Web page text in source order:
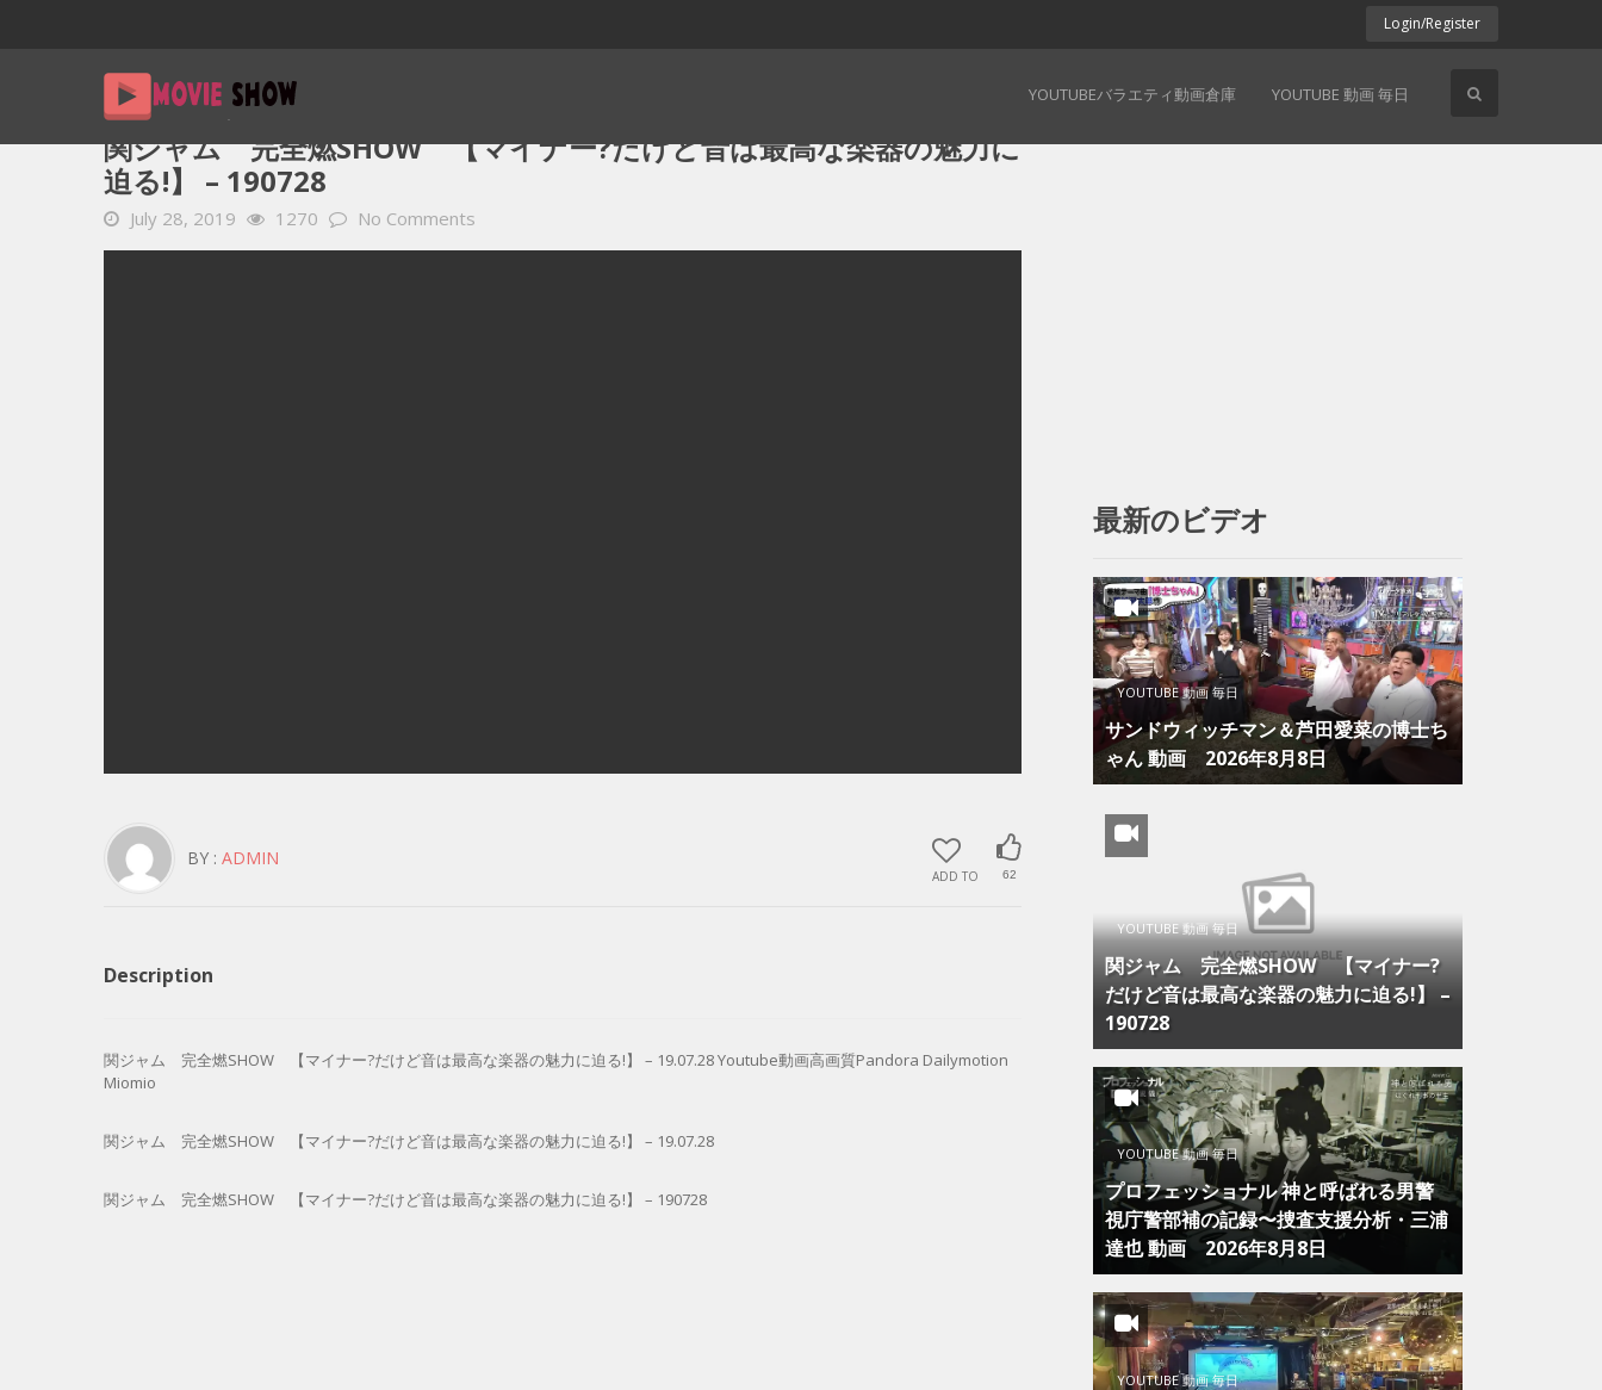
Login/Register
YOUTUBEバラエティ動画倉庫 YOUTUBE 動画 毎日
Home
関ジャム 完全燃SHOW 【マイナー?だけど音は最高な楽器の魅力に
迫る!】 – 190728
July 28, 2019 1270 No Comments
ADD TO 62
BY : ADMIN
Description
関ジャム 完全燃SHOW 【マイナー?だけど音は最高な楽器の魅力に迫る!】 – 19.07.28 Youtube動画高画質Pandora Dailymotion
Miomio
関ジャム 完全燃SHOW 【マイナー?だけど音は最高な楽器の魅力に迫る!】 – 19.07.28
関ジャム 完全燃SHOW 【マイナー?だけど音は最高な楽器の魅力に迫る!】 – 190728
最新のビデオ
YOUTUBE 動画 毎日
サンドウィッチマン＆芦田愛菜の博士ち
ゃん 動画 2026年8月8日
YOUTUBE 動画 毎日
関ジャム 完全燃SHOW 【マイナー?
だけど音は最高な楽器の魅力に迫る!】 –
190728
YOUTUBE 動画 毎日
プロフェッショナル 神と呼ばれる男警
視庁警部補の記録〜捜査支援分析・三浦
達也 動画 2026年8月8日
YOUTUBE 動画 毎日